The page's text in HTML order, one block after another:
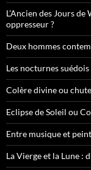
L’Ancien des Jours
oppresseur ?
Deux hommes
Les nocturnes suédois
Colère divine ou
Eclipse de Soleil ou
Entre musique et
La Vierge et la Lune :